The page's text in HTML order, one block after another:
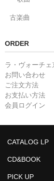
古楽曲
ORDER
ラ・ヴォーチェ
お問い合わせ
ご注文方法
お支払い方法
会員ログイン
CATALOG LP
CD&BOOK
PICK UP